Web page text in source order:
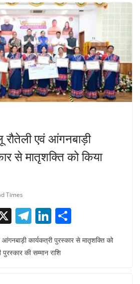
रौतेली एवं आंगनबाड़ी
से मातृशक्ति को किया
Times
X T
el
e
Li
n
k
h
ar
कार्यकत्री पुरस्कार से मातृशक्ति को
की सम्मान राशि